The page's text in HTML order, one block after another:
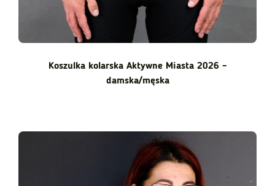
Koszulka kolarska Aktywne Miasta 2026 –
damska/męska